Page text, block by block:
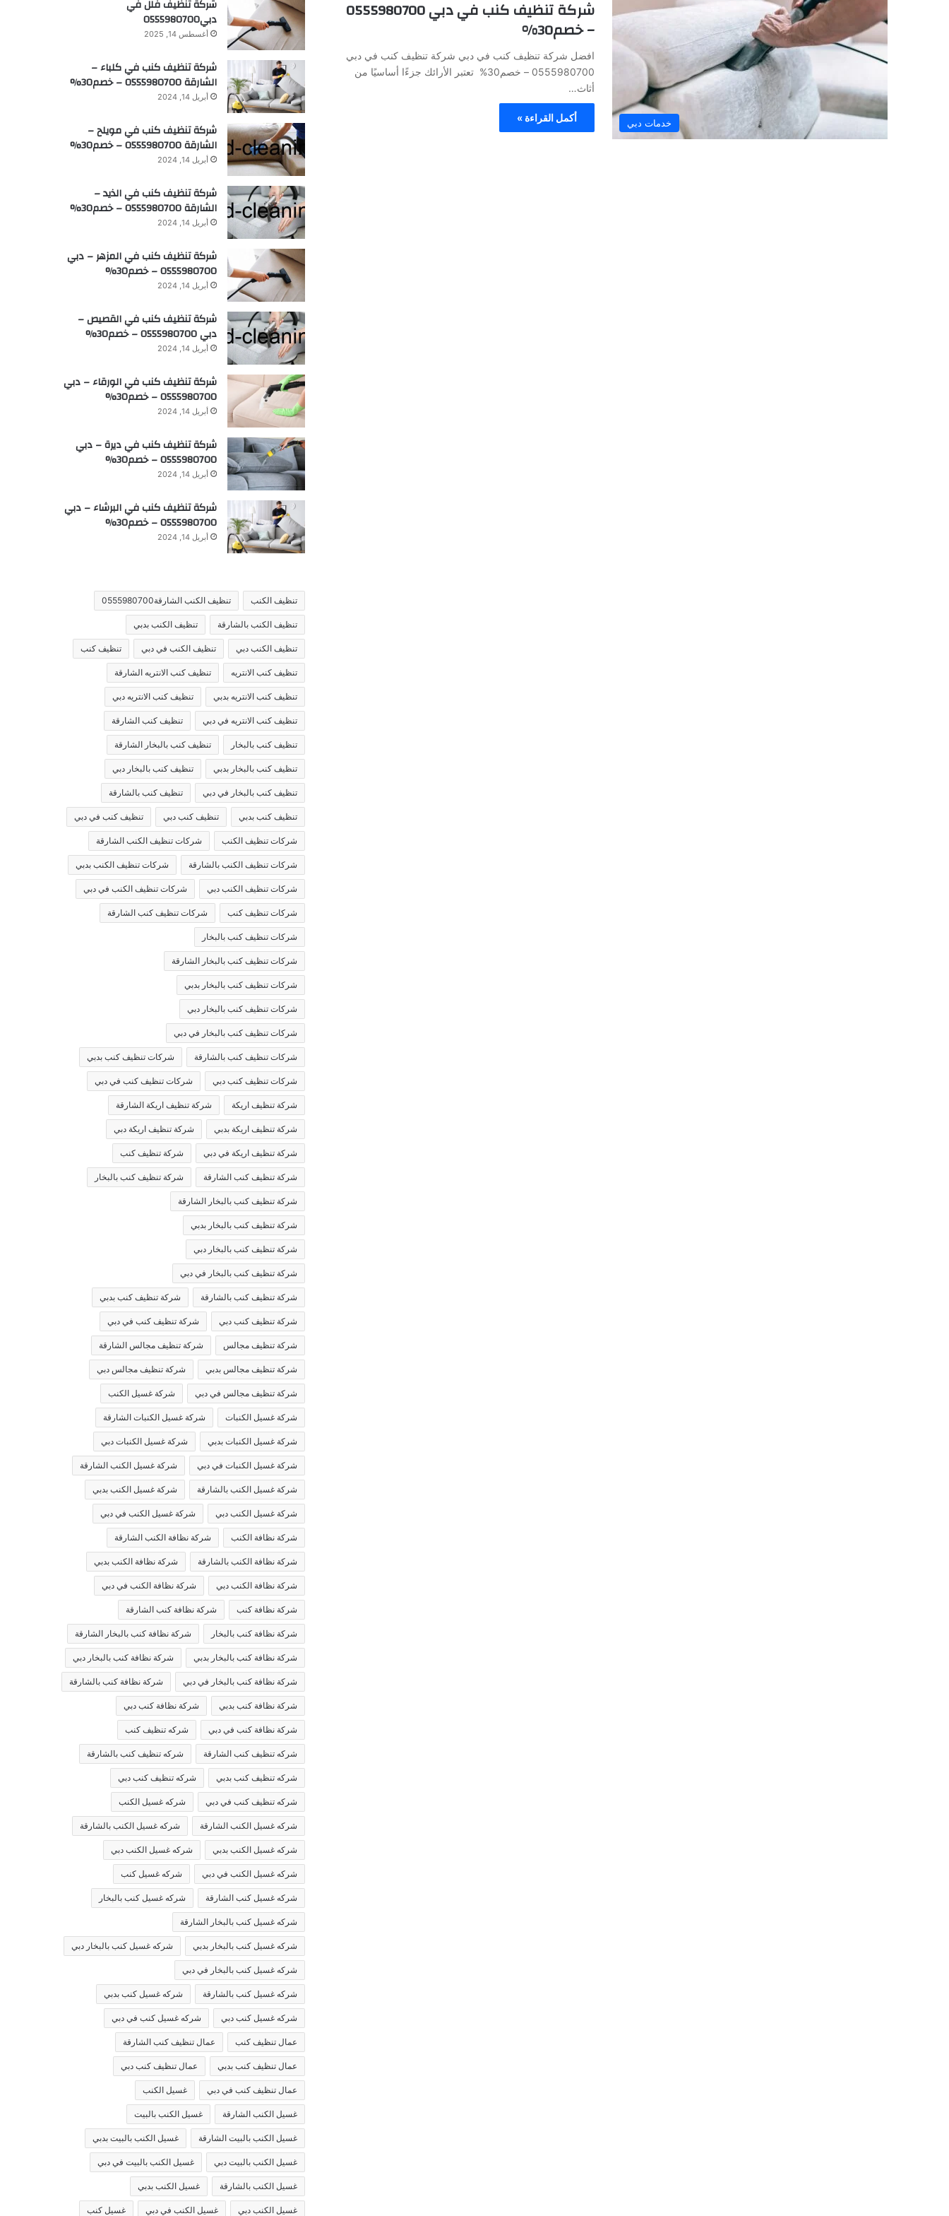
خدمات دبي
شركة تنظيف كنب في دبي 0555980700
– خصم30%
افضل شركة تنظيف كنب في دبي شركة تنظيف كنب في دبي
0555980700 – خصم30% تعتبر الأرائك جزءًا أساسيًا من
أثاث…
أكمل القراءة »
شركة تنظيف فلل في
دبي0555980700
أغسطس 14, 2025
شركة تنظيف كنب في كلباء –
الشارقة 0555980700 – خصم30%
أبريل 14, 2024
شركة تنظيف كنب في مويلح –
الشارقة 0555980700 – خصم30%
أبريل 14, 2024
شركة تنظيف كنب في الذيد –
الشارقة 0555980700 – خصم30%
أبريل 14, 2024
شركة تنظيف كنب في المزهر – دبي
0555980700 – خصم30%
أبريل 14, 2024
شركة تنظيف كنب في القصيص –
دبي 0555980700 – خصم30%
أبريل 14, 2024
شركة تنظيف كنب في الورقاء – دبي
0555980700 – خصم30%
أبريل 14, 2024
شركة تنظيف كنب في ديرة – دبي
0555980700 – خصم30%
أبريل 14, 2024
شركة تنظيف كنب في البرشاء – دبي
0555980700 – خصم30%
أبريل 14, 2024
تنظيف الكنب تنظيف الكنب الشارقة0555980700
تنظيف الكنب بالشارقة تنظيف الكنب بدبي
تنظيف الكنب دبي تنظيف الكنب في دبي تنظيف كنب
تنظيف كنب الانتريه تنظيف كنب الانتريه الشارقة
تنظيف كنب الانتريه بدبي تنظيف كنب الانتريه دبي
تنظيف كنب الانتريه في دبي تنظيف كنب الشارقة
تنظيف كنب بالبخار تنظيف كنب بالبخار الشارقة
تنظيف كنب بالبخار بدبي تنظيف كنب بالبخار دبي
تنظيف كنب بالبخار في دبي تنظيف كنب بالشارقة
تنظيف كنب بدبي تنظيف كنب دبي تنظيف كنب في دبي
شركات تنظيف الكنب شركات تنظيف الكنب الشارقة
شركات تنظيف الكنب بالشارقة شركات تنظيف الكنب بدبي
شركات تنظيف الكنب دبي شركات تنظيف الكنب في دبي
شركات تنظيف كنب شركات تنظيف كنب الشارقة
شركات تنظيف كنب بالبخار
شركات تنظيف كنب بالبخار الشارقة
شركات تنظيف كنب بالبخار بدبي
شركات تنظيف كنب بالبخار دبي
شركات تنظيف كنب بالبخار في دبي
شركات تنظيف كنب بالشارقة شركات تنظيف كنب بدبي
شركات تنظيف كنب دبي شركات تنظيف كنب في دبي
شركة تنظيف اريكة شركة تنظيف اريكة الشارقة
شركة تنظيف اريكة بدبي شركة تنظيف اريكة دبي
شركة تنظيف اريكة في دبي شركة تنظيف كنب
شركة تنظيف كنب الشارقة شركة تنظيف كنب بالبخار
شركة تنظيف كنب بالبخار الشارقة
شركة تنظيف كنب بالبخار بدبي
شركة تنظيف كنب بالبخار دبي
شركة تنظيف كنب بالبخار في دبي
شركة تنظيف كنب بالشارقة شركة تنظيف كنب بدبي
شركة تنظيف كنب دبي شركة تنظيف كنب في دبي
شركة تنظيف مجالس شركة تنظيف مجالس الشارقة
شركة تنظيف مجالس بدبي شركة تنظيف مجالس دبي
شركة تنظيف مجالس في دبي شركة غسيل الكنب
شركة غسيل الكنبات شركة غسيل الكنبات الشارقة
شركة غسيل الكنبات بدبي شركة غسيل الكنبات دبي
شركة غسيل الكنبات في دبي شركة غسيل الكنب الشارقة
شركة غسيل الكنب بالشارقة شركة غسيل الكنب بدبي
شركة غسيل الكنب دبي شركة غسيل الكنب في دبي
شركة نظافة الكنب شركة نظافة الكنب الشارقة
شركة نظافة الكنب بالشارقة شركة نظافة الكنب بدبي
شركة نظافة الكنب دبي شركة نظافة الكنب في دبي
شركة نظافة كنب شركة نظافة كنب الشارقة
شركة نظافة كنب بالبخار شركة نظافة كنب بالبخار الشارقة
شركة نظافة كنب بالبخار بدبي شركة نظافة كنب بالبخار دبي
شركة نظافة كنب بالبخار في دبي شركة نظافة كنب بالشارقة
شركة نظافة كنب بدبي شركة نظافة كنب دبي
شركة نظافة كنب في دبي شركه تنظيف كنب
شركه تنظيف كنب الشارقة شركه تنظيف كنب بالشارقة
شركه تنظيف كنب بدبي شركه تنظيف كنب دبي
شركه تنظيف كنب في دبي شركه غسيل الكنب
شركه غسيل الكنب الشارقة شركه غسيل الكنب بالشارقة
شركه غسيل الكنب بدبي شركه غسيل الكنب دبي
شركه غسيل الكنب في دبي شركه غسيل كنب
شركه غسيل كنب الشارقة شركه غسيل كنب بالبخار
شركه غسيل كنب بالبخار الشارقة
شركه غسيل كنب بالبخار بدبي شركه غسيل كنب بالبخار دبي
شركه غسيل كنب بالبخار في دبي
شركه غسيل كنب بالشارقة شركه غسيل كنب بدبي
شركه غسيل كنب دبي شركه غسيل كنب في دبي
عمال تنظيف كنب عمال تنظيف كنب الشارقة
عمال تنظيف كنب بدبي عمال تنظيف كنب دبي
عمال تنظيف كنب في دبي غسيل الكنب
غسيل الكنب الشارقة غسيل الكنب بالبيت
غسيل الكنب بالبيت الشارقة غسيل الكنب بالبيت بدبي
غسيل الكنب بالبيت دبي غسيل الكنب بالبيت في دبي
غسيل الكنب بالشارقة غسيل الكنب بدبي
غسيل الكنب دبي غسيل الكنب في دبي غسيل كنب